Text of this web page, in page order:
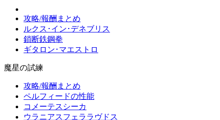
攻略/報酬まとめ
ルクス･イン･デネブリス
鎖断鉄鋼拳
ギタロン･マエストロ
魔星の試練
攻略/報酬まとめ
ペルフィードの性能
コメーテスシーカ
ウラニアスフェララヴドス